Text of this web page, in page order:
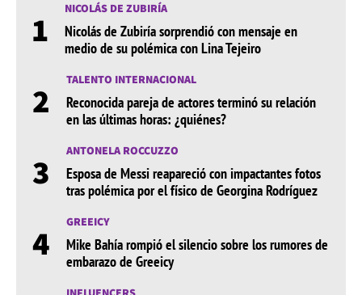
1 NICOLÁS DE ZUBIRÍA
Nicolás de Zubiría sorprendió con mensaje en
medio de su polémica con Lina Tejeiro
2 TALENTO INTERNACIONAL
Reconocida pareja de actores terminó su relación
en las últimas horas: ¿quiénes?
3 ANTONELA ROCCUZZO
Esposa de Messi reapareció con impactantes fotos
tras polémica por el físico de Georgina Rodríguez
4 GREEICY
Mike Bahía rompió el silencio sobre los rumores de
embarazo de Greeicy